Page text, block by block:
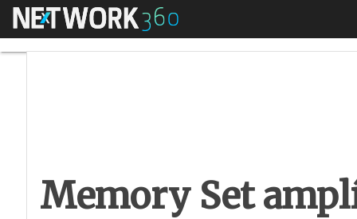
Menú
Memory Set